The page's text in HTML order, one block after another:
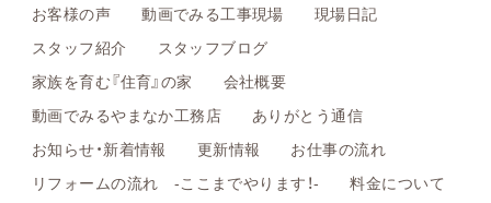
お客様の声
動画でみる工事現場
現場日記
スタッフ紹介
スタッフブログ
家族を育む『住育』の家
会社概要
動画でみるやまなか工務店
ありがとう通信
お知らせ・新着情報
更新情報
お仕事の流れ
リフォームの流れ -ここまでやります！-
料金について